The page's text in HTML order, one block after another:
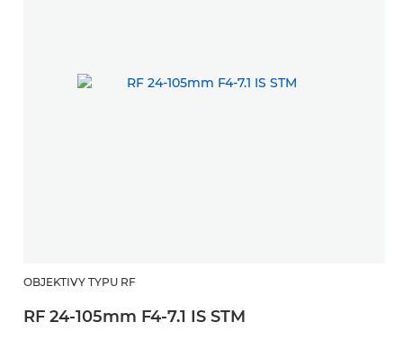
OBJEKTIVY TYPU RF
RF 24-105mm F4-7.1 IS STM